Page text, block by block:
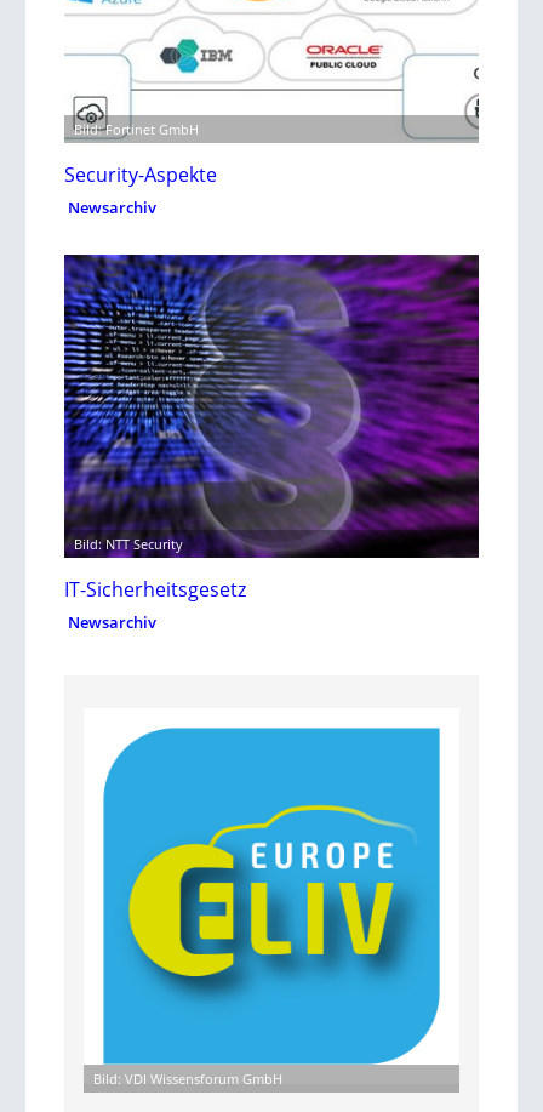
Bild: Fortinet GmbH
Security-Aspekte
Newsarchiv
Bild: NTT Security
IT-Sicherheitsgesetz
Newsarchiv
Bild: VDI Wissensforum GmbH